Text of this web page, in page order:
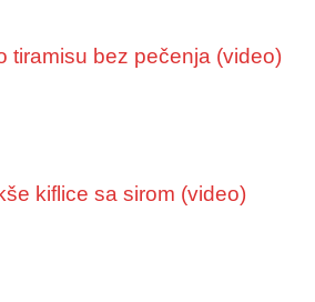
tiramisu bez pečenja (video)
kiflice sa sirom (video)